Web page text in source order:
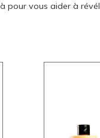
pour vous aider à